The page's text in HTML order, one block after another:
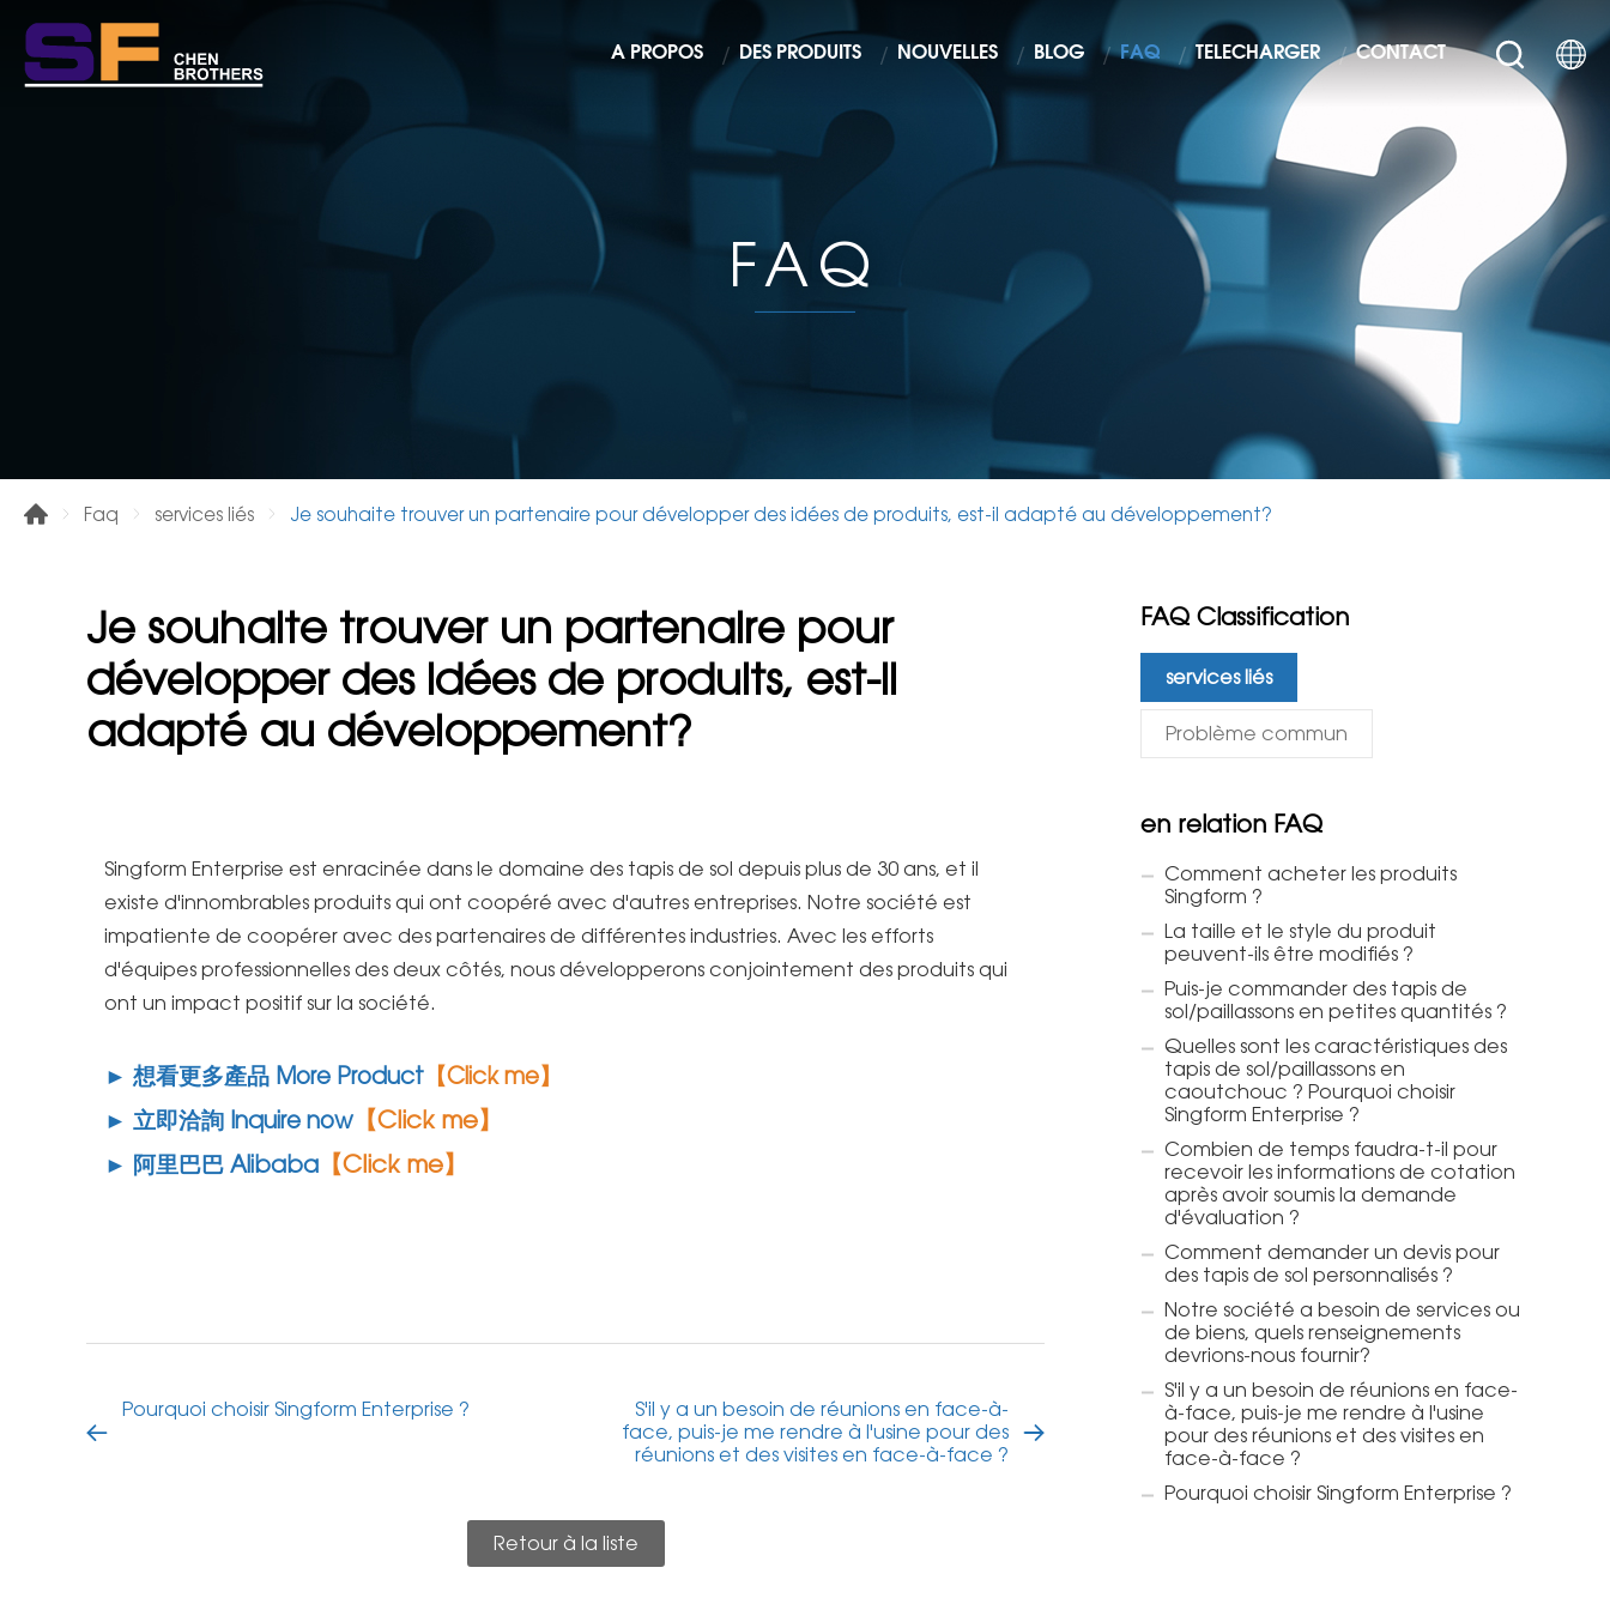
À PROPOS DES PRODUITS NOUVELLES BLOG FAQ TÉLÉCHARGER CONTACT
FAQ
Faq services liés Je souhaite trouver un partenaire pour développer des idées de produits, est-il adapté au développement?
Je souhaite trouver un partenaire pour
développer des idées de produits, est-il
adapté au développement?
Singform Enterprise est enracinée dans le domaine des tapis de sol depuis plus de 30 ans, et il
existe d'innombrables produits qui ont coopéré avec d'autres entreprises. Notre société est
impatiente de coopérer avec des partenaires de différentes industries. Avec les efforts
d'équipes professionnelles des deux côtés, nous développerons conjointement des produits qui
ont un impact positif sur la société.
► 想看更多產品 More Product 【Click me】
► 立即洽詢 Inquire now 【Click me】
► 阿里巴巴 Alibaba 【Click me】
Pourquoi choisir Singform Enterprise ?
S'il y a un besoin de réunions en face-à-
face, puis-je me rendre à l'usine pour des
réunions et des visites en face-à-face ?
Retour à la liste
FAQ Classification
services liés
Problème commun
en relation FAQ
Comment acheter les produits
Singform ?
La taille et le style du produit
peuvent-ils être modifiés ?
Puis-je commander des tapis de
sol/paillassons en petites quantités ?
Quelles sont les caractéristiques des
tapis de sol/paillassons en
caoutchouc ? Pourquoi choisir
Singform Enterprise ?
Combien de temps faudra-t-il pour
recevoir les informations de cotation
après avoir soumis la demande
d'évaluation ?
Comment demander un devis pour
des tapis de sol personnalisés ?
Notre société a besoin de services ou
de biens, quels renseignements
devrions-nous fournir?
S'il y a un besoin de réunions en face-
à-face, puis-je me rendre à l'usine
pour des réunions et des visites en
face-à-face ?
Pourquoi choisir Singform Enterprise ?